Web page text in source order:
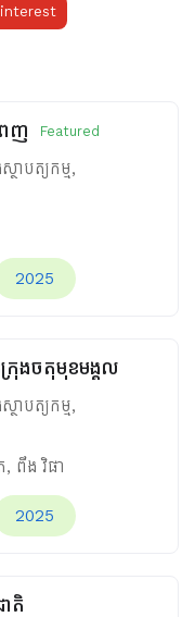
េញ Featured
បត្យកម្ម,
2025
ងចតុមុខមង្គល
បត្យកម្ម,
, ពឹង វិផា
2025
តិ